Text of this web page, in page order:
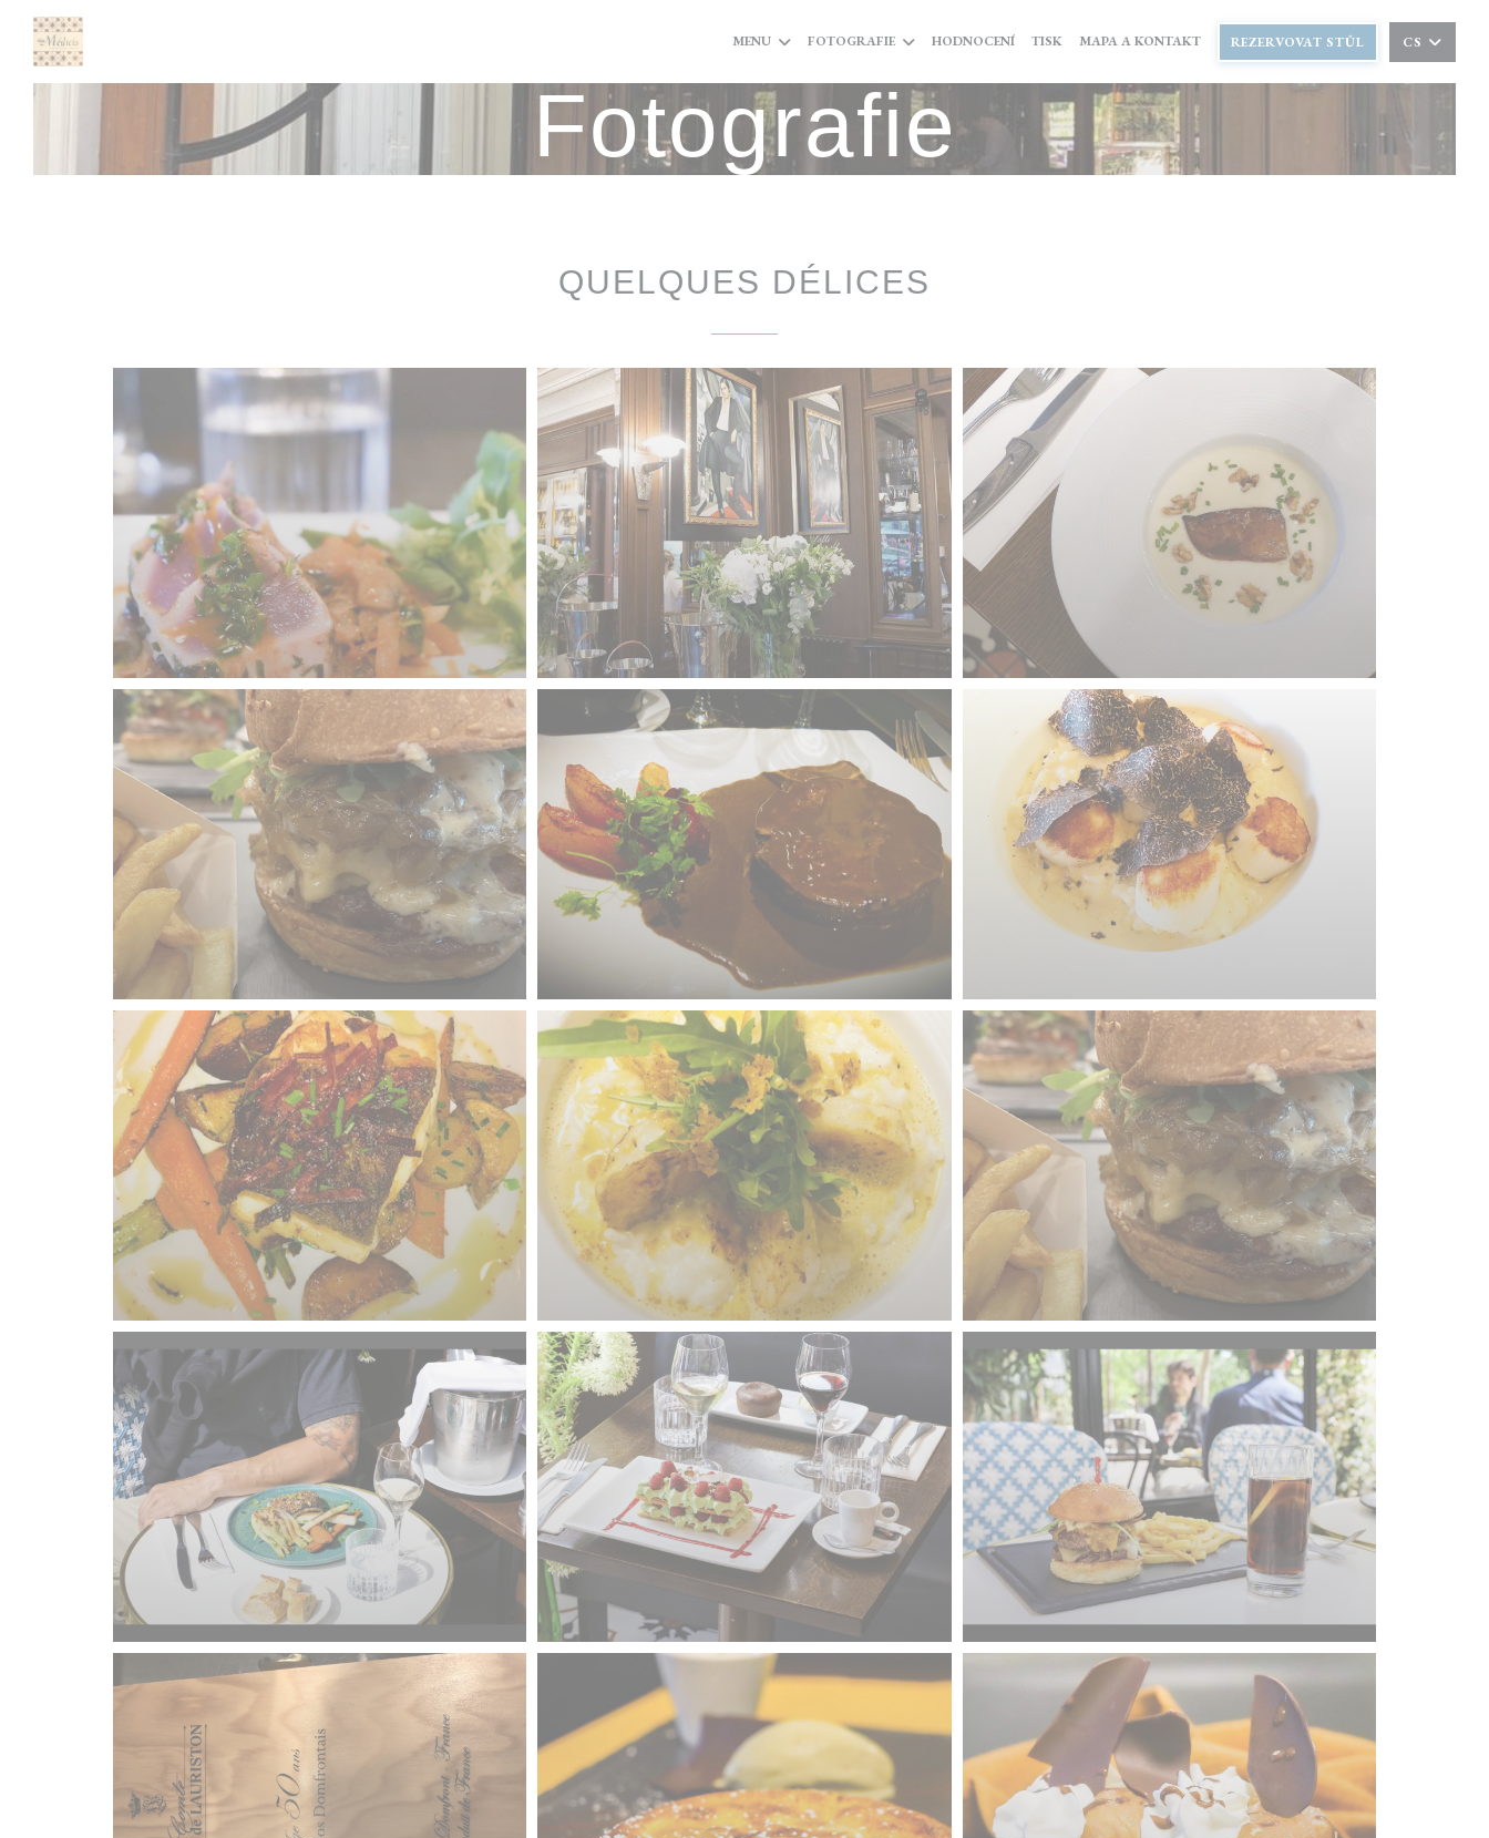
Panel pro správu cookies
MENU FOTOGRAFIE HODNOCENÍ TISK MAPA A KONTAKT REZERVOVAT STŮL CS
Fotografie
QUELQUES DÉLICES